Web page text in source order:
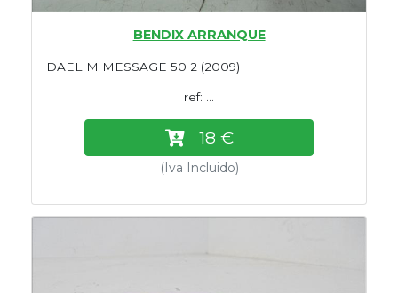
BENDIX ARRANQUE
DAELIM MESSAGE 50 2 (2009)
ref: ...
18 €
(Iva Incluido)